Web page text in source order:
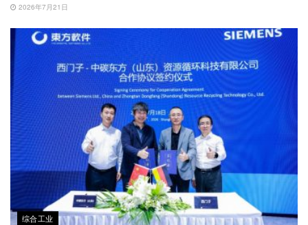
2026年7月21日
综合工业